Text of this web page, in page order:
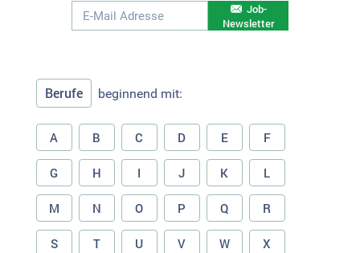
Job-
Newsletter
Berufe beginnend mit:
A B C D E F
G H I J K L
M N O P Q R
S T U V W X